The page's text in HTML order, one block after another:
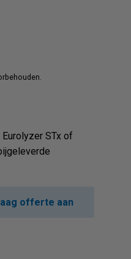
Eurolyzer STx of
offerte aan